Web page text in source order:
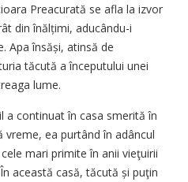
Preacurată se afla la izvor
din înălțimi, aducându-i
Apa însăși, atinsă de
tăcută a începutului unei
lume.
a continuat în casa smerită în
vreme, ea purtând în adâncul
mari primite în anii vieţuirii
această casă, tăcută și puţin